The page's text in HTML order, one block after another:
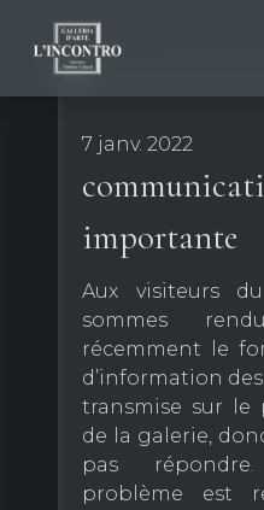
QUI SOMMES-NOU
EXPOSITIONS
CONTACTS
7 janv. 2022
importante
Aux visiteurs
sommes
récemment le
d’information
transmise sur le
de la galerie,
pas
problème est